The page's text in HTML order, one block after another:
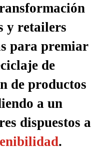
y retailers
para premiar
de
de productos
a un
dispuestos a
.